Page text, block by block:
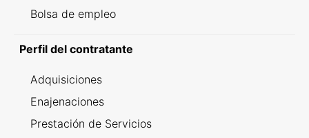
Bolsa de empleo
Perfil del contratante
Adquisiciones
Enajenaciones
Prestación de Servicios